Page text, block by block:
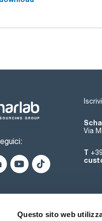
Questo sito web
Via
T